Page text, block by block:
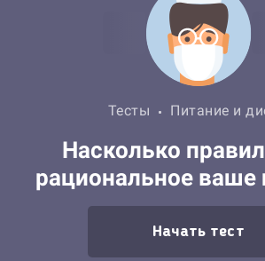
Тесты Питание и
Насколько
рациональное ваше
Начать тест